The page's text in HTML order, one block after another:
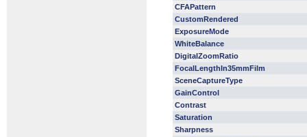
CFAPattern
CustomRendered
ExposureMode
WhiteBalance
DigitalZoomRatio
FocalLengthIn35mmFilm
SceneCaptureType
GainControl
Contrast
Saturation
Sharpness